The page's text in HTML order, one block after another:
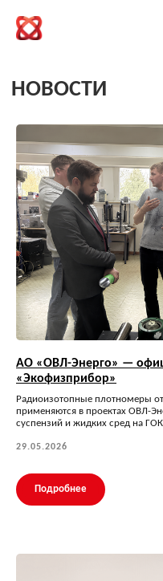
АО «ОВЛ-Энерго» —
«Экофизприбор»
Радиоизотопные плотномеры
применяются в проектах ОВЛ-
суспензий и жидких сред на
29.05.2026
Подробнее